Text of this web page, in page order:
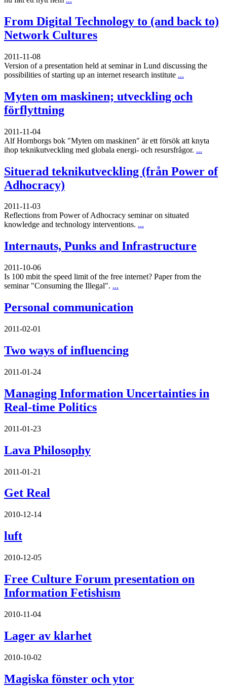
From Digital Technology to (and back to)
Network Cultures
2011-11-08
Version of a presentation held at seminar in Lund discussing the
possibilities of starting up an internet research institute ...
Myten om maskinen; utveckling och
förflyttning
2011-11-04
Alf Hornborgs bok "Myten om maskinen" är ett försök att knyta
ihop teknikutveckling med globala energi- och resursfrågor. ...
Situerad teknikutveckling (från Power of
Adhocracy)
2011-11-03
Reflections from Power of Adhocracy seminar on situated
knowledge and technology interventions. ...
Internauts, Punks and Infrastructure
2011-10-06
Is 100 mbit the speed limit of the free internet? Paper from the
seminar "Consuming the Illegal". ...
Personal communication
2011-02-01
Two ways of influencing
2011-01-24
Managing Information Uncertainties in
Real-time Politics
2011-01-23
Lava Philosophy
2011-01-21
Get Real
2010-12-14
luft
2010-12-05
Free Culture Forum presentation on
Information Fetishism
2010-11-04
Lager av klarhet
2010-10-02
Magiska fönster och ytor